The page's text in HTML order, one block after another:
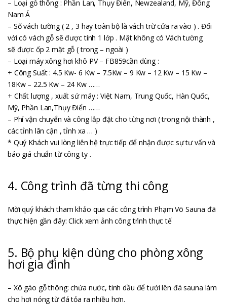
– Loại gỗ thông : Phần Lan, Thụy Điển, Newzealand, Mỹ, Đông
Nam Á
– Số vách tường ( 2 , 3 hay toàn bộ là vách trừ cửa ra vào ) . Đối
với có vách gỗ sẽ được tính 1 lớp . Mặt không có Vách tường
sẽ được ốp 2 mặt gỗ ( trong – ngoài )
– Loại máy xông hơi khô PV – FB859cần dùng :
+ Công Suất : 4.5 Kw- 6 Kw – 7.5Kw – 9 Kw – 12 Kw – 15 Kw –
18Kw – 22.5 Kw – 24 Kw ……
+ Chất lượng , xuất sứ máy : Việt Nam, Trung Quốc, Hàn Quốc,
Mỹ, Phần Lan,Thụy Điển ……
– Phí vận chuyển và công lắp đặt cho từng nơi ( trong nội thành ,
các tỉnh lân cận , tỉnh xa … )
* Quý Khách vui lòng liên hệ trực tiếp để nhận được sự tư vấn và
báo giá chuẩn từ công ty .
4. Công trình đã từng thi công
Mời quý khách tham khảo qua các công trình Phạm Võ Sauna đã
thực hiện gần đây:Click xem ảnh công trình thực tế
5. Bộ phụ kiện dùng cho phòng xông
hơi gia đình
– Xô gáo gỗ thông: chứa nước, tinh dầu để tưới lên đá sauna làm
cho hơi nóng từ đá tỏa ra nhiều hơn.